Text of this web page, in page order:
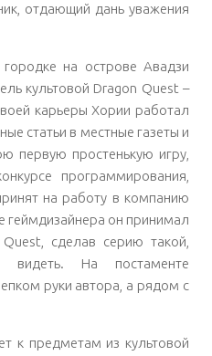
отдающий дань уважения
на острове Авадзи
культовой Dragon Quest –
карьеры Хории работал
статьи в местные газеты и
первую простенькую игру,
программирования,
на работу в компанию
геймдизайнера он принимал
сделав серию такой,
На постаменте
руки автора, а рядом с
к предметам из культовой